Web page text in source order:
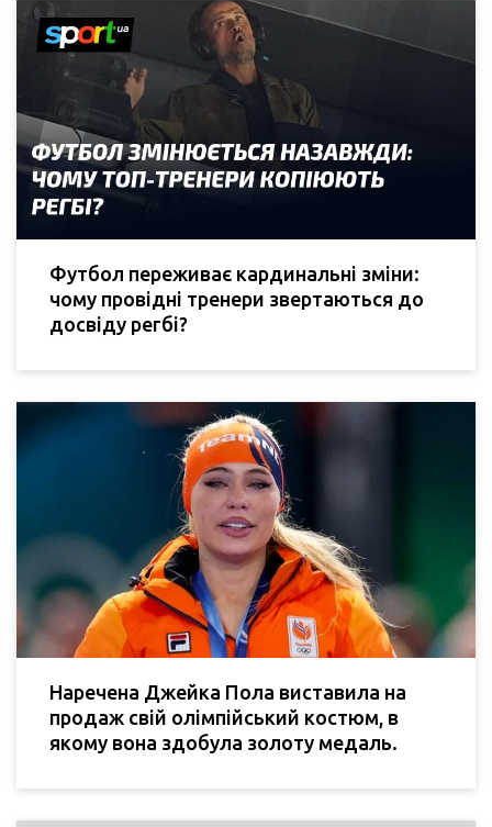
Футбол переживає кардинальні зміни:
чому провідні тренери звертаються до
досвіду регбі?
Наречена Джейка Пола виставила на
продаж свій олімпійський костюм, в
якому вона здобула золоту медаль.